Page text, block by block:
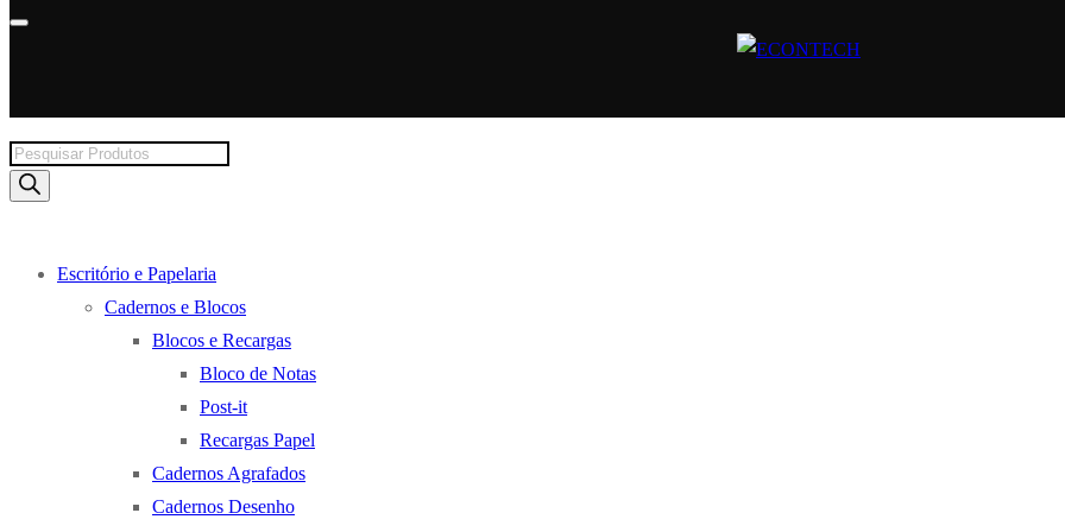
Products
search
Escritório e Papelaria
Cadernos e Blocos
Blocos e Recargas
Bloco de Notas
Post-it
Recargas Papel
Cadernos Agrafados
Cadernos Desenho